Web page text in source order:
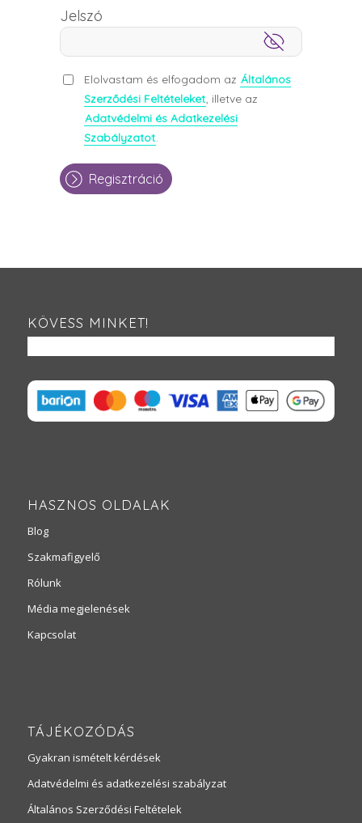
Jelszó
Elolvastam és elfogadom az Általános
Szerződési Feltételeket , illetve az
Adatvédelmi és Adatkezelési
Szabályzatot
Regisztráció
KÖVESS MINKET!
HASZNOS OLDALAK
Blog
Szakmafigyelő
Rólunk
Média megjelenések
Kapcsolat
TÁJÉKOZÓDÁS
Gyakran ismételt kérdések
Adatvédelmi és adatkezelési szabályzat
Általános Szerződési Feltételek